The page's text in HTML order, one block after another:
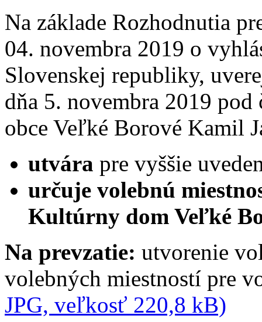
Na základe Rozhodnutia
04. novembra 2019 o
Slovenskej republiky,
dňa 5. novembra 2019
obce Veľké Borové Kamil
utvára pre vyššie
určuje volebnú
Kultúrny dom Veľké
Na prevzatie: utvorenie
volebných miestností pre
JPG, veľkosť 220,8 kB)